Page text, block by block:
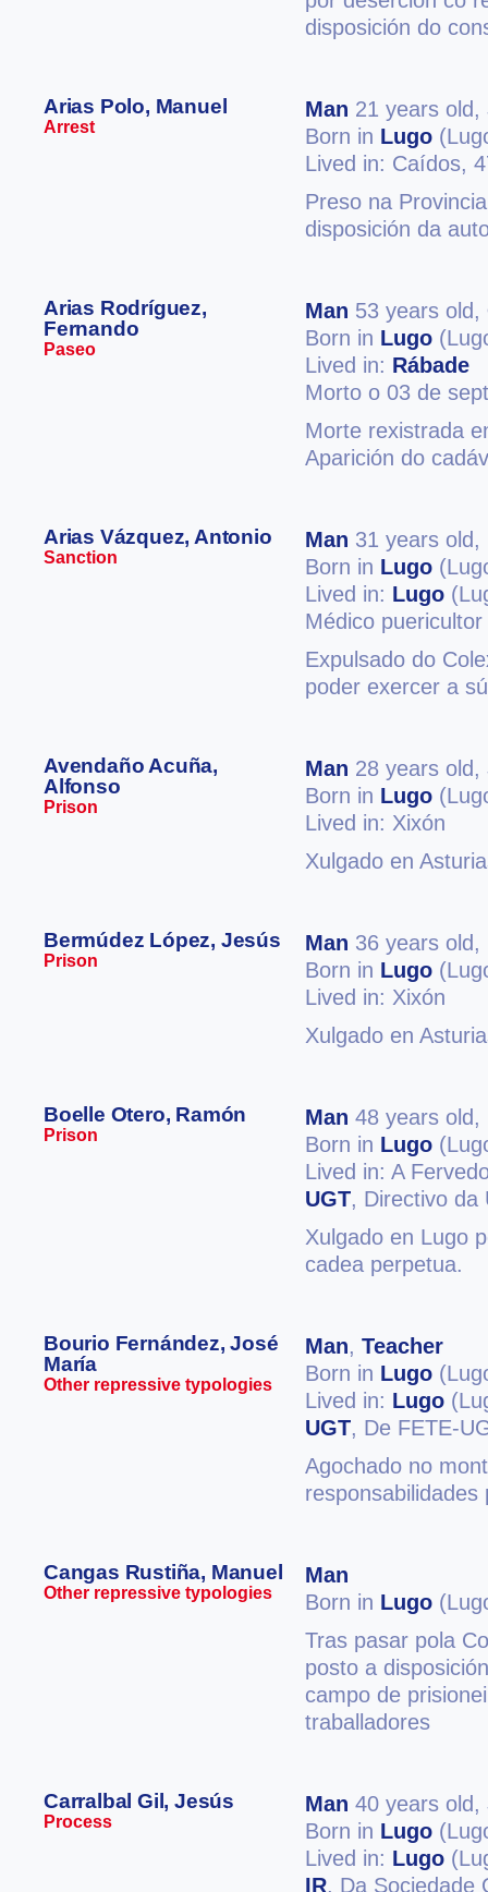
disposición do
Arias Polo, Manuel
Arrest
Man 21 years old,
Born in Lugo
Lived in: Caídos,
Preso na
disposición da
Arias Rodríguez,
Fernando
Paseo
Man 53 years old,
Born in Lugo
Lived in: Rábade
Morto o 03 de
Morte rexistrada
Aparición do
Arias Vázquez, Antonio
Sanction
Man 31 years old,
Born in Lugo
Lived in: Lugo
Médico
Expulsado do
poder exercer a
Avendaño Acuña,
Alfonso
Prison
Man 28 years old,
Born in Lugo
Lived in: Xixón
Xulgado en
Bermúdez López, Jesús
Prison
Man 36 years old,
Born in Lugo
Lived in: Xixón
Xulgado en
Boelle Otero, Ramón
Prison
Man 48 years old,
Born in Lugo
Lived in: A
UGT, Directivo da
Xulgado en Lugo
cadea perpetua.
Bourio Fernández, José
María
Other repressive typologies
Man, Teacher
Born in Lugo
Lived in: Lugo
UGT, De FETE-
Agochado no
Cangas Rustiña, Manuel
Other repressive typologies
Man
Born in Lugo
Tras pasar pola
posto a
campo de
traballadores
Carralbal Gil, Jesús
Process
Man 40 years old,
Born in Lugo
Lived in: Lugo
IR, Da Sociedade